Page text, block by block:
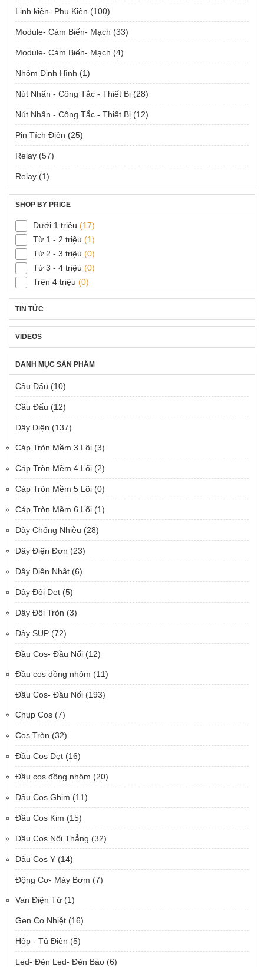
Linh kiện- Phụ Kiện (100)
Module- Cảm Biến- Mạch (33)
Module- Cảm Biến- Mạch (4)
Nhôm Định Hình (1)
Nút Nhấn - Công Tắc - Thiết Bị (28)
Nút Nhấn - Công Tắc - Thiết Bị (12)
Pin Tích Điện (25)
Relay (57)
Relay (1)
SHOP BY PRICE
Dưới 1 triệu (17)
Từ 1 - 2 triệu (1)
Từ 2 - 3 triệu (0)
Từ 3 - 4 triệu (0)
Trên 4 triệu (0)
TIN TỨC
VIDEOS
DANH MỤC SẢN PHẨM
Cầu Đấu (10)
Cầu Đấu (12)
Dây Điện (137)
Cáp Tròn Mềm 3 Lõi (3)
Cáp Tròn Mềm 4 Lõi (2)
Cáp Tròn Mềm 5 Lõi (0)
Cáp Tròn Mềm 6 Lõi (1)
Dây Chống Nhiễu (28)
Dây Điện Đơn (23)
Dây Điện Nhật (6)
Dây Đôi Dẹt (5)
Dây Đôi Tròn (3)
Dây SUP (72)
Đầu Cos- Đầu Nối (12)
Đầu cos đồng nhôm (11)
Đầu Cos- Đầu Nối (193)
Chụp Cos (7)
Cos Tròn (32)
Đầu Cos Dẹt (16)
Đầu cos đồng nhôm (20)
Đầu Cos Ghim (11)
Đầu Cos Kim (15)
Đầu Cos Nối Thẳng (32)
Đầu Cos Y (14)
Động Cơ- Máy Bơm (7)
Van Điện Từ (1)
Gen Co Nhiệt (16)
Hộp - Tủ Điện (5)
Led- Đèn Led- Đèn Báo (6)